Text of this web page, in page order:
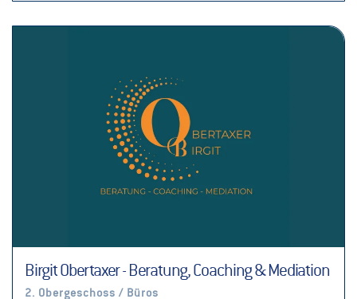
Birgit Obertaxer - Beratung, Coaching & Mediation
2. Obergeschoss / Büros